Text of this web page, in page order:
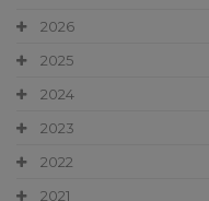
2026
2025
2024
2023
2022
2021